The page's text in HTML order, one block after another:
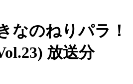
なのねりパラ！
放送分